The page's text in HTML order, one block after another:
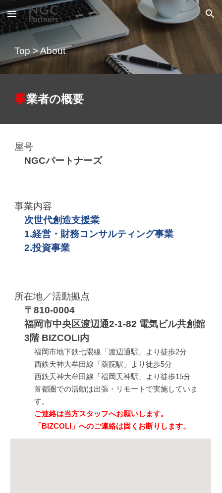
Skip to main content Skip to navigation
Top >About
事業者の概要
屋号
NGCパートナーズ
事業内容
次世代創造支援業
1.経営・財務コンサルティング事業
2.投資事業
所在地／活動拠点
〒810-0004
福岡市中央区渡辺通2-1-82 電気ビル共創館
3階 BIZCOLI内
福岡市地下鉄七隈線「渡辺通駅」より徒歩2分
西鉄天神大牟田線「薬院駅」より徒歩5分
西鉄天神大牟田線「福岡天神駅」より徒歩15分
首都圏での活動は出張・リモートで実施していま
す。
ご連絡は当方スタッフへお願いします。
「BIZCOLI」へのご連絡は固くお断りします。